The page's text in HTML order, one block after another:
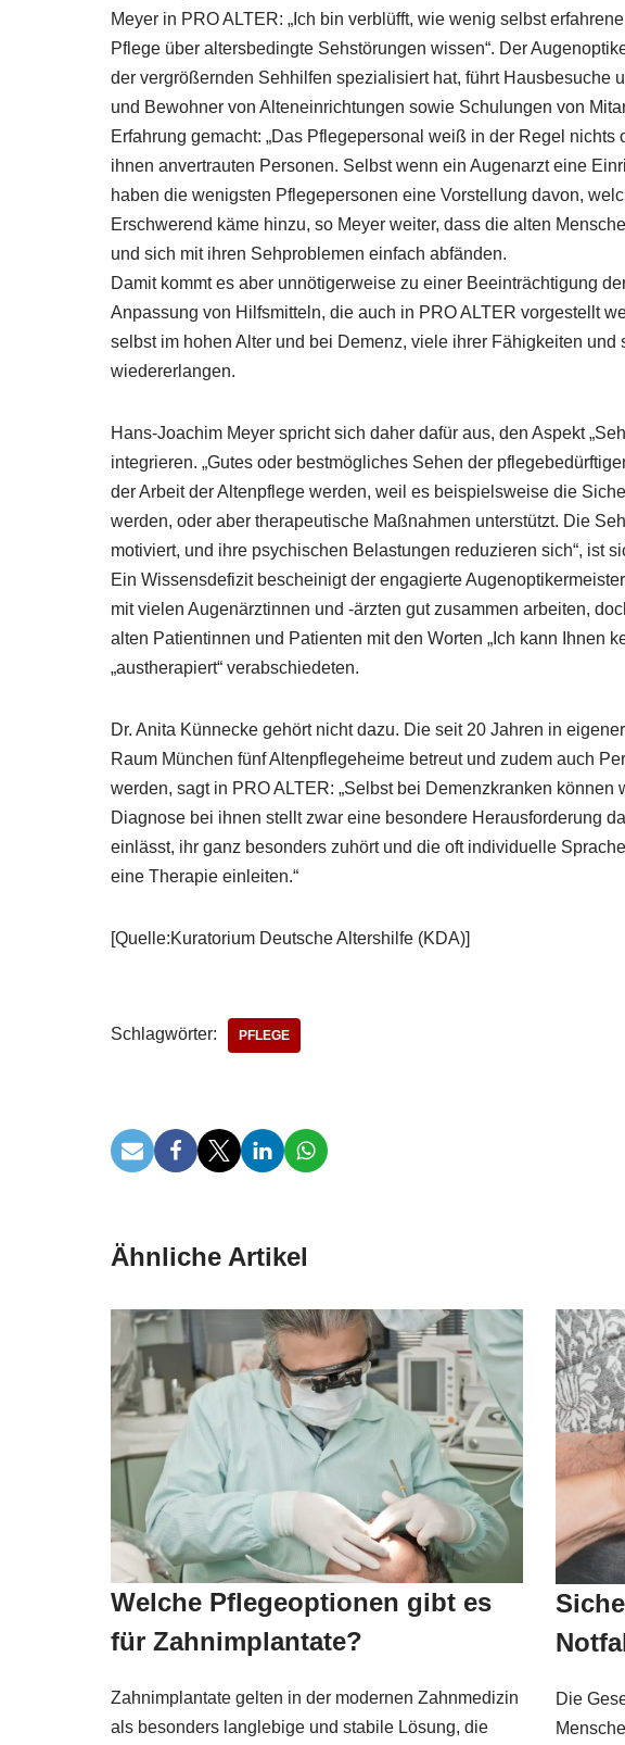
Meyer in PRO ALTER: „Ich bin verblüfft, wie wenig selbst
Pflege über altersbedingte Sehstörungen wissen“. Der
der vergrößernden Sehhilfen spezialisiert hat, führt Hausbesuche
und Bewohner von Alteneinrichtungen sowie Schulungen von
Erfahrung gemacht: „Das Pflegepersonal weiß in der Regel
ihnen anvertrauten Personen. Selbst wenn ein Augenarzt eine
haben die wenigsten Pflegepersonen eine Vorstellung davon,
Erschwerend käme hinzu, so Meyer weiter, dass die alten
und sich mit ihren Sehproblemen einfach abfänden.
Damit kommt es aber unnötigerweise zu einer Beeinträchtigung
Anpassung von Hilfsmitteln, die auch in PRO ALTER vorgestellt
selbst im hohen Alter und bei Demenz, viele ihrer Fähigkeiten und
wiedererlangen.
Hans-Joachim Meyer spricht sich daher dafür aus, den Aspekt
integrieren. „Gutes oder bestmögliches Sehen der
der Arbeit der Altenpflege werden, weil es beispielsweise die
werden, oder aber therapeutische Maßnahmen unterstützt. Die
motiviert, und ihre psychischen Belastungen reduzieren sich“, ist
Ein Wissensdefizit bescheinigt der engagierte
mit vielen Augenärztinnen und -ärzten gut zusammen arbeiten,
alten Patientinnen und Patienten mit den Worten „Ich kann Ihnen
„austherapiert“ verabschiedeten.
Dr. Anita Künnecke gehört nicht dazu. Die seit 20 Jahren in
Raum München fünf Altenpflegeheime betreut und zudem auch
werden, sagt in PRO ALTER: „Selbst bei Demenzkranken
Diagnose bei ihnen stellt zwar eine besondere Herausforderung
einlässt, ihr ganz besonders zuhört und die oft individuelle
eine Therapie einleiten.“
[Quelle:Kuratorium Deutsche Altershilfe (KDA)]
Schlagwörter: PFLEGE
Ähnliche Artikel
Welche Pflegeoptionen gibt es
für Zahnimplantate?
Zahnimplantate gelten in der modernen Zahnmedizin
als besonders langlebige und stabile Lösung, die
Die